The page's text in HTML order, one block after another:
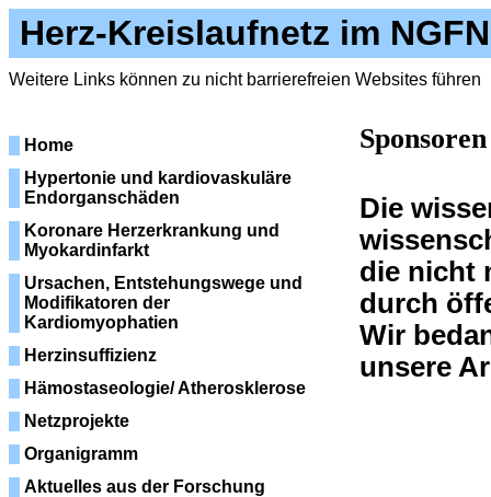
Herz-Kreislaufnetz im NGFN
Weitere Links können zu nicht barrierefreien Websites führen
Home
Hypertonie und kardiovaskuläre
Endorganschäden
Koronare Herzerkrankung und
Myokardinfarkt
Ursachen, Entstehungswege und
Modifikatoren der
Kardiomyophatien
Herzinsuffizienz
Hämostaseologie/ Atherosklerose
Netzprojekte
Organigramm
Aktuelles aus der Forschung
Sponsoren
Die
die nicht
durch
Wir
unsere